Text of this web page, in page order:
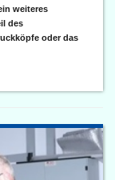
weiteres
des
oder das